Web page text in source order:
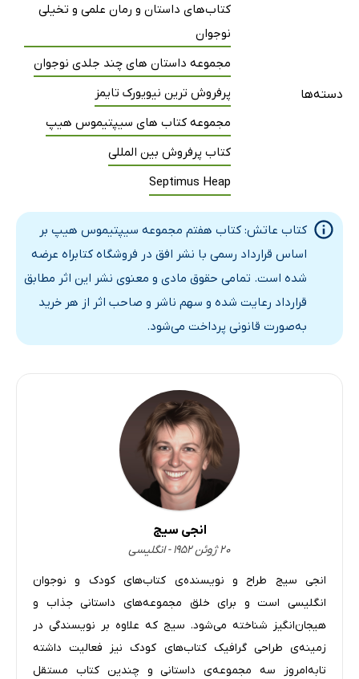
23: دودکش کیمیاگری
28: طعمه
دسته‌ها
کتاب‌های داستان و رمان علمی و تخیلی
نوجوان
مجموعه داستان های چند جلدی نوجوان
پرفروش ترین نیویورک تایمز
مجموعه کتاب های سیپتیموس هیپ
کتاب پرفروش بین المللی
Septimus Heap
کتاب عاتش: کتاب هفتم مجموعه سیپتیموس هیپ بر
اساس قرارداد رسمی با نشر افق در فروشگاه کتابراه عرضه
شده است. تمامی حقوق مادی و معنوی نشر این اثر مطابق
قرارداد رعایت شده و سهم ناشر و صاحب اثر از هر خرید
به‌صورت قانونی پرداخت می‌شود.
انجی سیج
۲۰ ژوئن ۱۹۵۲ - انگلیسی
انجی سیج طراح و نویسنده‌ی کتاب‌های کودک و نوجوان
انگلیسی است و برای خلق مجموعه‌های داستانی جذاب و
هیجان‌انگیز شناخته می‌شود. سیج که علاوه بر نویسندگی در
زمینه‌ی طراحی گرافیک کتاب‌های کودک نیز فعالیت داشته
تابه‌امروز سه مجموعه‌ی داستانی و چندین کتاب مستقل